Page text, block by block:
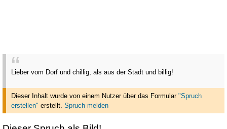
Lieber vom Dorf und chillig, als aus der Stadt und billig!
Dieser Inhalt wurde von einem Nutzer über das Formular "Spruch
erstellen" erstellt. Spruch melden